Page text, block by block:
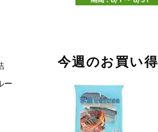
リセット
ー
今週のお買い得